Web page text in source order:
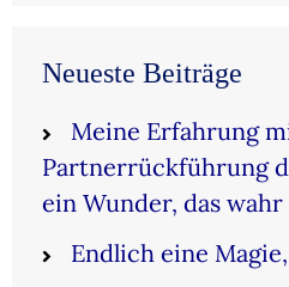
Neueste Beiträge
Meine Erfahrung
Partnerrückführung
ein Wunder, das
Endlich eine